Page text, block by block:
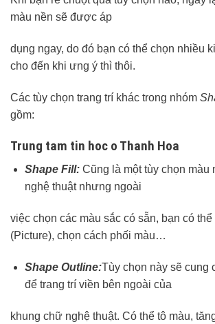
màu nền sẽ được áp
dụng ngay, do đó bạn có thể chọn nhiều
cho đến khi ưng ý thì thôi.
Các tùy chọn trang trí khác trong nhóm
gồm:
Trung tam tin hoc o Thanh Hoa
Shape Fill: Cũng là một tùy chọn màu
nghệ thuật nhưng ngoài
việc chọn các màu sắc có sẵn, bạn có
(Picture), chọn cách phối màu…
Shape Outline:Tùy chọn này sẽ cung
để trang trí viền bên ngoài của
khung chữ nghệ thuật. Có thể tô màu,